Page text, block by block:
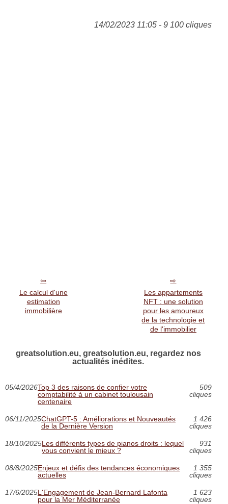
14/02/2023 11:05 - 9 100 cliques
Le calcul d'une
estimation
immobilière
Les appartements
NFT : une solution
pour les amoureux
de la technologie et
de l'immobilier
greatsolution.eu, greatsolution.eu, regardez nos
actualités inédites.
05/4/2026Top 3 des raisons de confier votre
comptabilité à un cabinet toulousain
centenaire
509
cliques
06/11/2025ChatGPT-5 : Améliorations et Nouveautés
de la Dernière Version
1 426
cliques
18/10/2025Les différents types de pianos droits : lequel
vous convient le mieux ?
931
cliques
08/8/2025Enjeux et défis des tendances économiques
actuelles
1 355
cliques
17/6/2025L'Engagement de Jean-Bernard Lafonta
pour la Mer Méditerranée
1 623
cliques